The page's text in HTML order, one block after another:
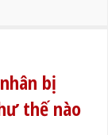
bị
thế nào